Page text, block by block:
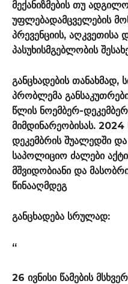
მექანიზმების თუ
უფლებადამცველების
პრევენციის, აღკვეთისა
პასუხისმგებლობის
განცხადების თანახმად,
პრობლემა
წლის ნოემბერ-
მიმდინარეობისას.
დეკემბრის შუალედში
საპოლიციო ძალები
მშვიდობიანი და
წინააღმდეგ
განცხადება სრულად:
“
26 ივნისი წამების